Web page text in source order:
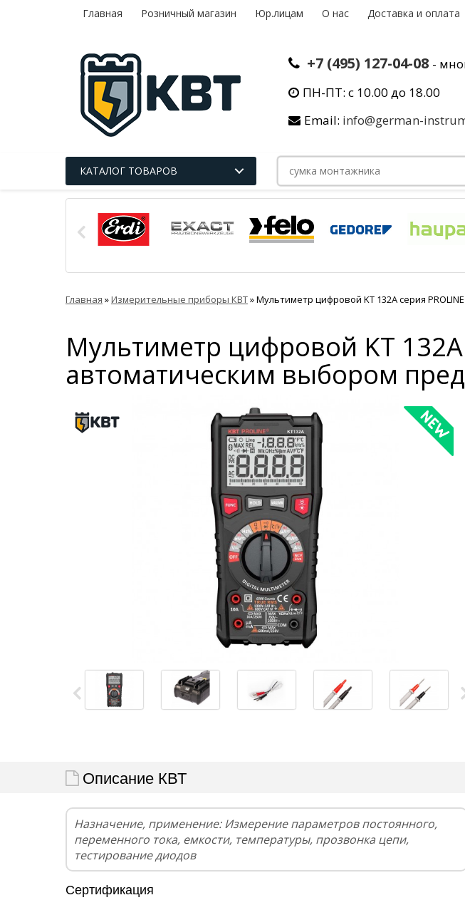
Главная Розничный магазин Юр.лицам О нас Доставка и оплата
+7 (495) 127-04-08 -
ПН-ПТ: с 10.00 до 18.00
Email: info@german-
КАТАЛОГ ТОВАРОВ
Главная »Измерительные приборы КВТ»Мультиметр цифровой KT 132А серия
Мультиметр цифровой KT 132А
автоматическим выбором
Описание КВТ
Назначение, применение: Измерение параметров постоянного,
переменного тока, емкости, температуры, прозвонка цепи,
тестирование диодов
Сертификация